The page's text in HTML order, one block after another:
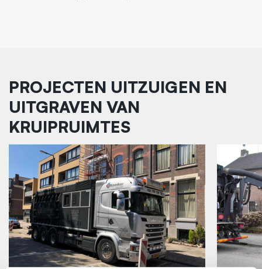
PROJECTEN UITZUIGEN EN
UITGRAVEN VAN
KRUIPRUIMTES